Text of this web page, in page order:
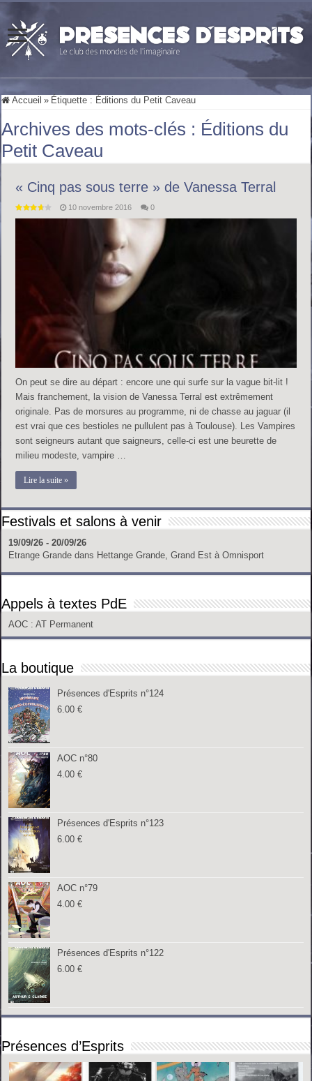
Accueil » Étiquette : Éditions du Petit Caveau
Archives des mots-clés : Éditions du
Petit Caveau
« Cinq pas sous terre » de Vanessa Terral
10 novembre 2016 0
On peut se dire au départ : encore une qui surfe sur la vague bit-lit !
Mais franchement, la vision de Vanessa Terral est extrêmement
originale. Pas de morsures au programme, ni de chasse au jaguar (il
est vrai que ces bestioles ne pullulent pas à Toulouse). Les Vampires
sont seigneurs autant que saigneurs, celle-ci est une beurette de
milieu modeste, vampire …
Lire la suite »
Festivals et salons à venir
19/09/26 - 20/09/26
Etrange Grande dans Hettange Grande, Grand Est à Omnisport
Appels à textes PdE
AOC : AT Permanent
La boutique
Présences d'Esprits n°124
6.00€
AOC n°80
4.00€
Présences d'Esprits n°123
6.00€
AOC n°79
4.00€
Présences d'Esprits n°122
6.00€
Présences d’Esprits